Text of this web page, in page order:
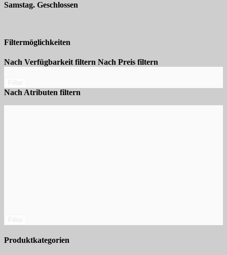
Samstag. Geschlossen
Filtermöglichkeiten
Nach Verfügbarkeit filtern Nach Preis filtern
Nach Atributen filtern
Produktkategorien